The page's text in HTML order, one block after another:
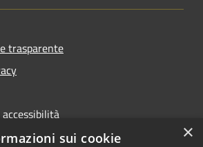
trasparente
×
sui cookie